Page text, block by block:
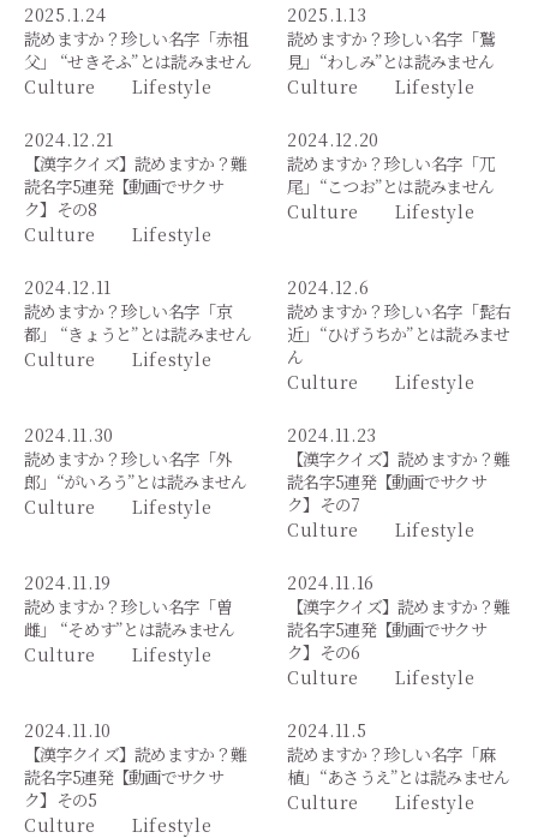
2025.1.24
読めますか？珍しい名字「赤祖
父」 “せきそふ”とは読みません
Culture
Lifestyle
2025.1.13
読めますか？珍しい名字「鷲
見」“わしみ”とは読みません
Culture
Lifestyle
2024.12.21
【漢字クイズ】読めますか？難
読名字5連発【動画でサクサ
ク】その8
Culture
Lifestyle
2024.12.20
読めますか？珍しい名字「兀
尾」“こつお”とは読みません
Culture
Lifestyle
2024.12.11
読めますか？珍しい名字「京
都」 “きょうと”とは読みません
Culture
Lifestyle
2024.12.6
読めますか？珍しい名字「髭右
近」“ひげうちか”とは読みませ
ん
Culture
Lifestyle
2024.11.30
読めますか？珍しい名字「外
郎」“がいろう”とは読みません
Culture
Lifestyle
2024.11.23
【漢字クイズ】読めますか？難
読名字5連発【動画でサクサ
ク】その7
Culture
Lifestyle
2024.11.19
読めますか？珍しい名字「曽
雌」 “そめす”とは読みません
Culture
Lifestyle
2024.11.16
【漢字クイズ】読めますか？難
読名字5連発【動画でサクサ
ク】その6
Culture
Lifestyle
2024.11.10
【漢字クイズ】読めますか？難
読名字5連発【動画でサクサ
ク】その5
Culture
Lifestyle
2024.11.5
読めますか？珍しい名字「麻
植」“あさうえ”とは読みません
Culture
Lifestyle